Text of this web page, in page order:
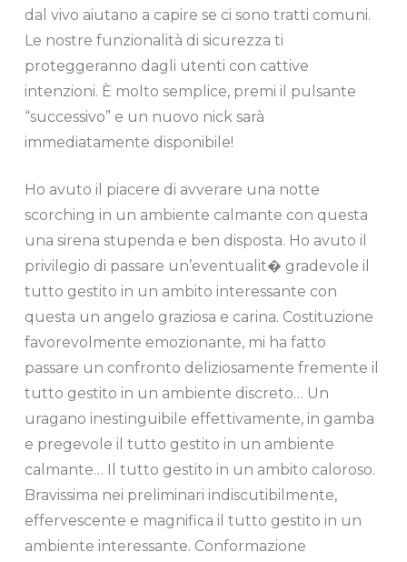
dal vivo aiutano a capire se ci sono tratti comuni.
Le nostre funzionalità di sicurezza ti
proteggeranno dagli utenti con cattive
intenzioni. È molto semplice, premi il pulsante
“successivo” e un nuovo nick sarà
immediatamente disponibile!
Ho avuto il piacere di avverare una notte
scorching in un ambiente calmante con questa
una sirena stupenda e ben disposta. Ho avuto il
privilegio di passare un’eventualit� gradevole il
tutto gestito in un ambito interessante con
questa un angelo graziosa e carina. Costituzione
favorevolmente emozionante, mi ha fatto
passare un confronto deliziosamente fremente il
tutto gestito in un ambiente discreto… Un
uragano inestinguibile effettivamente, in gamba
e pregevole il tutto gestito in un ambiente
calmante… Il tutto gestito in un ambito caloroso.
Bravissima nei preliminari indiscutibilmente,
effervescente e magnifica il tutto gestito in un
ambiente interessante. Conformazione